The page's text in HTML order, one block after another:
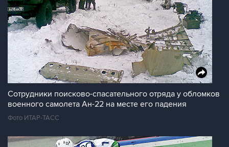
Сотрудники поисково-спасательного отряда у обломков
военного самолета Ан-22 на месте его падения
Фото ИТАР-ТАСС